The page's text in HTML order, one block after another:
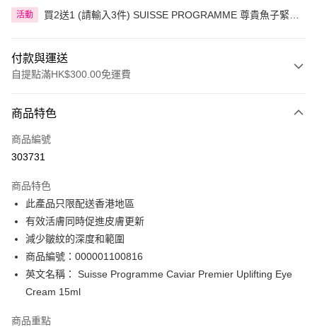
活動
買2送1 (請輸入3件) SUISSE PROGRAMME 尊貴魚子緊緻
付款與運送
自提點滿HK$300.00免運費
信用卡
Apple Pay
PayMe
WeChat Pay
BoC Pay
送貨方式
商品特色
商品編號
303731
商品特色
此產品只限配送香港地區
有效活膚同時促進皮膚更新
減少皺紋的深度和範圍
商品編號：000001100816
英文名稱： Suisse Programme Caviar Premier Uplifting Eye
Cream 15ml
商品重點